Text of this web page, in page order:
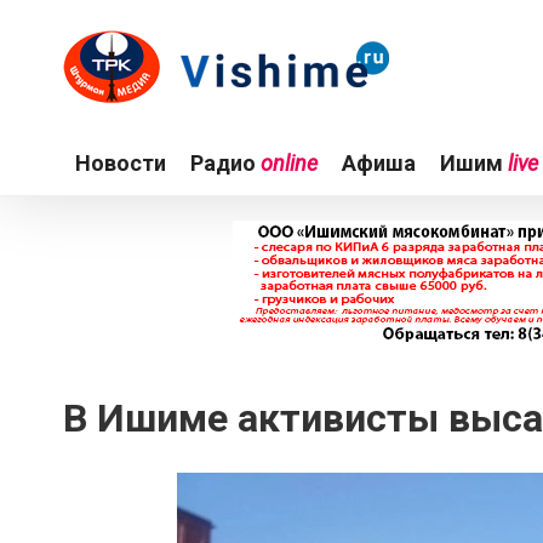
Новости Радио online Афиша Ишим live
В Ишиме активисты